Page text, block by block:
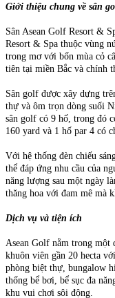
Giới thiệu chung về sân
Sân Asean Golf Resort &
Resort & Spa thuộc vùng
trong mơ với bốn mùa cỏ
tiên tại miền Bắc và chính
Sân golf được xây dựng
thự và ôm trọn dòng suối
sân golf có 9 hố, trong đó
160 yard và 1 hố par 4 có
Với hệ thống đèn chiếu
thể đáp ứng nhu cầu của
năng lượng sau một ngày
thăng hoa với đam mê mà
Dịch vụ và tiện ích
Asean Golf nằm trong một
khuôn viên gần 20 hecta
phòng biệt thự, bungalow
thống bể bơi, bể sục đa
khu vui chơi sôi động.